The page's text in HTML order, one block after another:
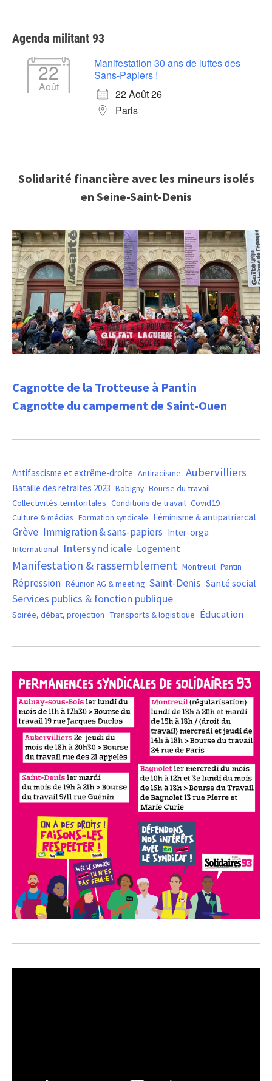
Agenda militant 93
22
Août
Manifestation 30 ans de luttes des
Sans-Papiers !
22 Août 26
Paris
Solidarité financière avec les mineurs isolés
en Seine-Saint-Denis
Cagnotte de la Trotteuse à Pantin
Cagnotte du campement de Saint-Ouen
Antifascisme et extrême-droite Antiracisme Aubervilliers
Bataille des retraites 2023 Bobigny Bourse du travail
Collectivités territoritales Conditions de travail Covid19
Culture & médias Formation syndicale Féminisme & antipatriarcat
Grève Immigration & sans-papiers Inter-orga
International Intersyndicale Logement
Manifestation & rassemblement Montreuil Pantin
Répression Réunion AG & meeting Saint-Denis Santé social
Services publics & fonction publique
Soirée, débat, projection Transports & logistique Éducation